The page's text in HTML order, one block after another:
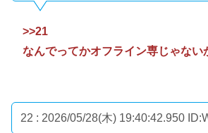
>>21
なんでってかオフライン専じゃない
22 : 2026/05/28(木) 19:40:42.950